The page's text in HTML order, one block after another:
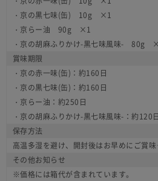
・京の黒七味(缶) 10g ×1
・京らー油 90g ×1
・京の胡麻ふりかけ-黒七味風味- 80g
賞味期限
・京の赤一味(缶)：約160日
・京の黒七味(缶)：約160日
・京らー油：約250日
・京の胡麻ふりかけ-黒七味風味-：約120日
保存方法
高温多湿を避け、開封後はお早めにご賞味
その他お知らせ
※価格には箱代が含まれています。